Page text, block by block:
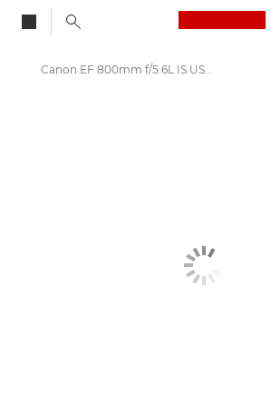
Canon EF 800mm f/5.6L IS USM - Lenses - Camera & Photo lenses